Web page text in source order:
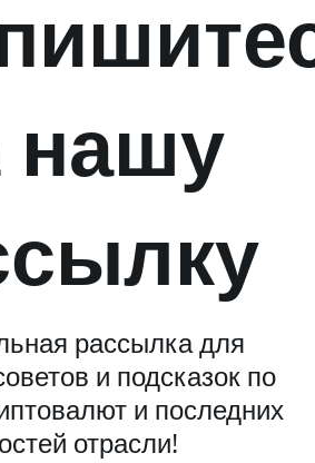
нашу
рассылка для
и подсказок по
и последних
отрасли!